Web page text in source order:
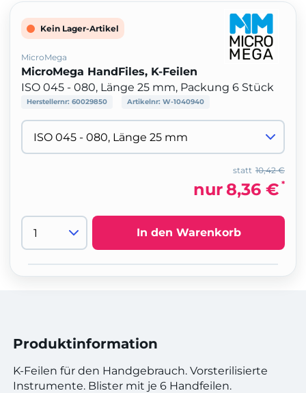
Kein Lager-Artikel
MicroMega
MicroMega HandFiles, K-Feilen
ISO 045 - 080, Länge 25 mm, Packung 6 Stück
Herstellernr: 60029850 Artikelnr: W-1040940
10,42 €
statt
nur 8,36 € *
In den Warenkorb
Produktinformation
K-Feilen für den Handgebrauch. Vorsterilisierte
Instrumente. Blister mit je 6 Handfeilen.